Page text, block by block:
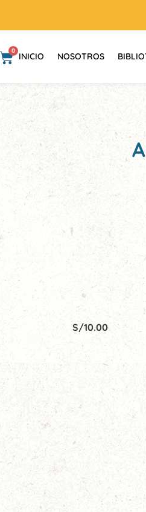
0
INICIO NOSOTROS
S/10.00